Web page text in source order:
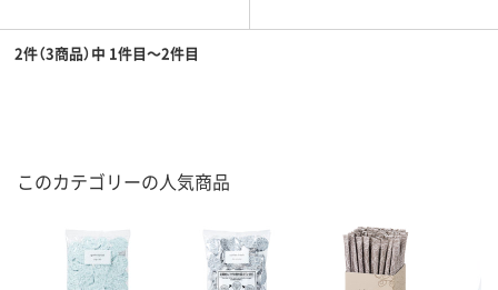
2件（3商品）中 1件目～2件目
このカテゴリーの人気商品